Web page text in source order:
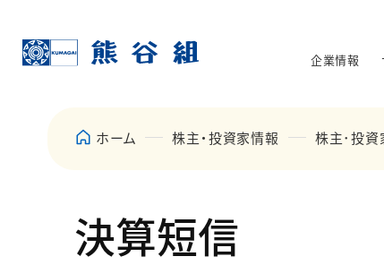
企業情報
ホーム 株主・投資家情報 株主･投資
決算短信